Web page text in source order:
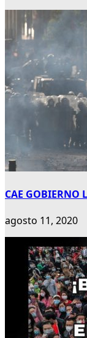
CAE GOBIERNO
agosto 11, 2020